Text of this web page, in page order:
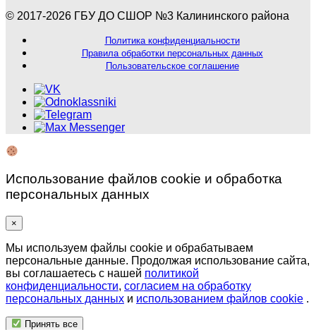
© 2017-2026 ГБУ ДО СШОР №3 Калининского района
Политика конфиденциальности
Правила обработки персональных данных
Пользовательское соглашение
Использование файлов cookie и обработка
персональных данных
×
Мы используем файлы cookie и обрабатываем
персональные данные. Продолжая использование сайта,
вы соглашаетесь с нашей политикой
конфиденциальности, согласием на обработку
персональных данных и использованием файлов cookie .
Принять все